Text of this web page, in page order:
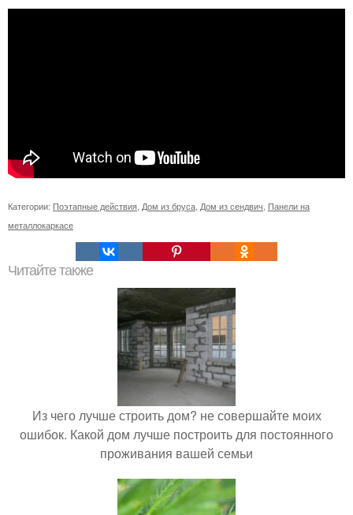
Категории: Поэтапные действия Дом из бруса Дом из сендвич Панели на
металлокаркасе
Читайте также
Из чего лучше строить дом? не совершайте моих
ошибок. Какой дом лучше построить для постоянного
проживания вашей семьи